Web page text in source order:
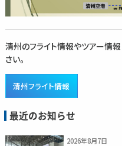
清州のフライト情報やツアー情
さい。
清州フライト情報
最近のお知らせ
2026年8月7日